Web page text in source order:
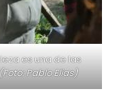
es una de las
(Foto: Pablo Elías)